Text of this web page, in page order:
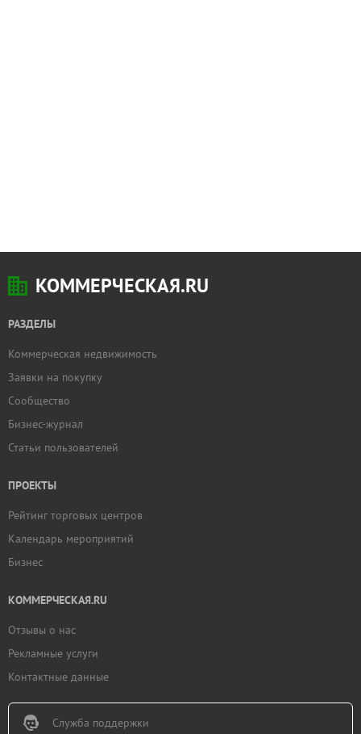
КОММЕРЧЕСКАЯ.RU
РАЗДЕЛЫ
Коммерческая недвижимость
Заявки на покупку
Сообщество
Бизнес-журнал
Статьи пользователей
ПРОЕКТЫ
Рейтинг торговых центров
Календарь мероприятий
Бизнес
КОММЕРЧЕСКАЯ.RU
Отзывы о нас
Рекламные услуги
Контактные данные
Служба поддержки